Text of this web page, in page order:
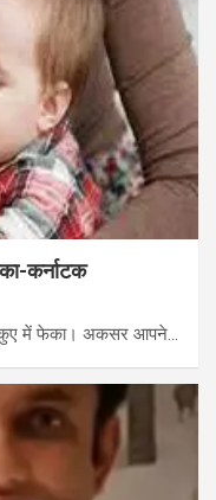
कर्नाटक
कुए में फेका। अकसर आपने…